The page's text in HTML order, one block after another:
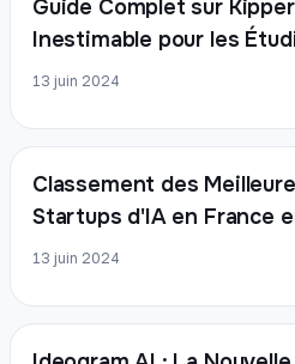
Guide Complet sur
Inestimable pour les
13 juin 2024
Classement des
Startups d'IA en France
13 juin 2024